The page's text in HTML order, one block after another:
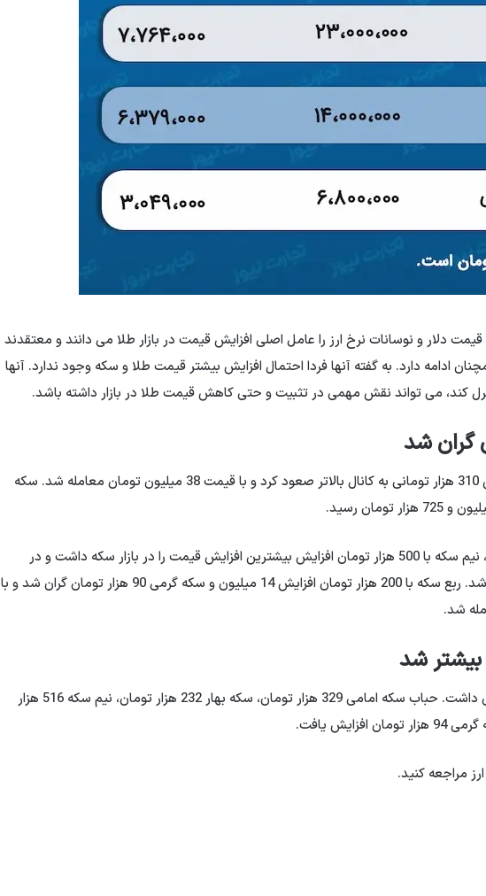
قیمت دلار و نوسانات نرخ ارز را عامل اصلی افزایش قیمت در بازار طلا می دانند و معتقدند
ادامه دارد. به گفته آنها فردا احتمال افزایش بیشتر قیمت طلا و سکه وجود ندارد. آنها
کند، می تواند نقش مهمی در تثبیت و حتی کاهش قیمت طلا در بازار داشته باشد.
سکه امامی یکشنبه 27 اسفند با افزایش 310 هزار تومانی به کانال بالاتر صعود کرد و با قیمت 38 میلیون تومان معامله شد. سکه
لازم به ذکر است در دومین روز از هفته، نیم سکه با 500 هزار تومان افزایش بیشترین افزایش قیمت را در بازار سکه داشت و در
انتهای کانال 23 میلیون تومان معامله شد. ربع سکه با 200 هزار تومان افزایش 14 میلیون و سکه گرمی 90 هزار تومان گران شد و با
شد
حباب سکه در روز یکشنبه روند صعودی داشت. حباب سکه امامی 329 هزار تومان، سکه بهار 232 هزار تومان، نیم سکه 516 هزار
مراجعه کنید.